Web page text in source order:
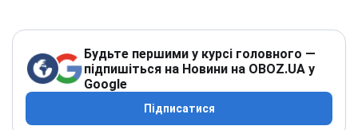
Будьте першими у курсі головного —
підпишіться на Новини на OBOZ.UA у
Google
Підписатися